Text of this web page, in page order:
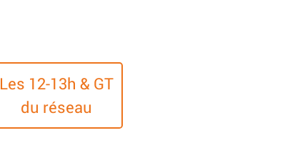
Les 12-13h & GT
du réseau